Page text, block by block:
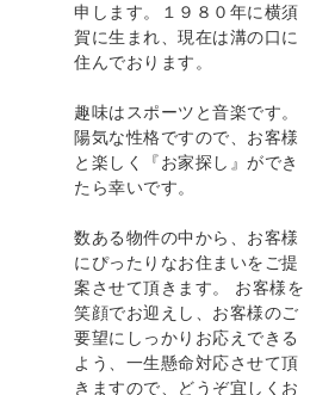
申します。１９８０年に横須
賀に生まれ、現在は溝の口に
住んでおります。
趣味はスポーツと音楽です。
陽気な性格ですので、お客様
と楽しく『お家探し』ができ
たら幸いです。
数ある物件の中から、お客様
にぴったりなお住まいをご提
案させて頂きます。 お客様を
笑顔でお迎えし、お客様のご
要望にしっかりお応えできる
よう、一生懸命対応させて頂
きますので、どうぞ宜しくお